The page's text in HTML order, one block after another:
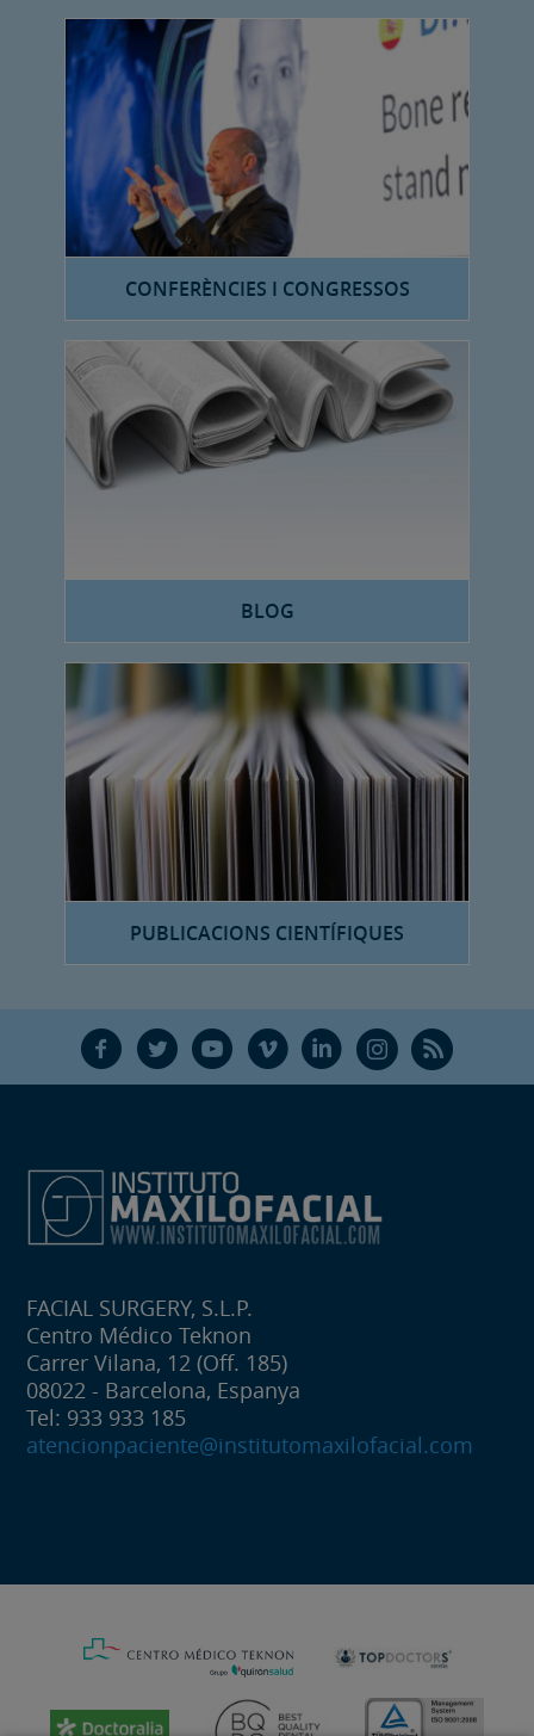
CONFERÈNCIES I CONGRESSOS
BLOG
PUBLICACIONS CIENTÍFIQUES
F T Y V L Ñ R
FACIAL SURGERY, S.L.P.
Centro Médico Teknon
Carrer Vilana, 12 (Off. 185)
08022 - Barcelona, Espanya
Tel: 933 933 185
atencionpaciente@institutomaxilofacial.com